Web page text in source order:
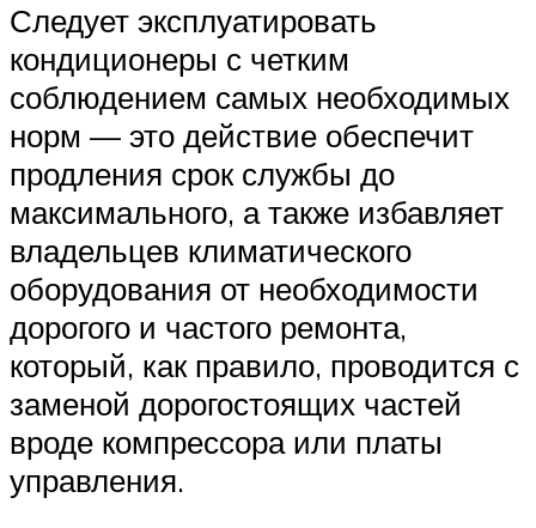
Следует эксплуатировать
кондиционеры с четким
соблюдением самых необходимых
норм — это действие обеспечит
продления срок службы до
максимального, а также избавляет
владельцев климатического
оборудования от необходимости
дорогого и частого ремонта,
который, как правило, проводится с
заменой дорогостоящих частей
вроде компрессора или платы
управления.